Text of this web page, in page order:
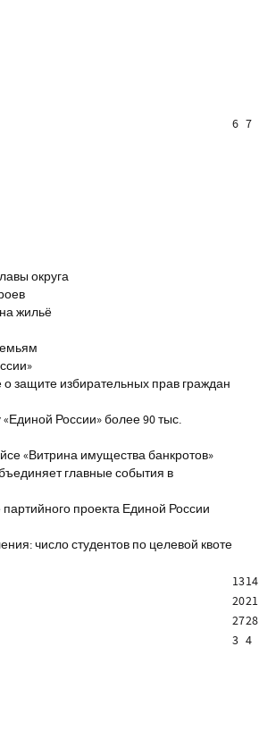
округа
жильё
защите избирательных прав граждан
России» более 90 тыс.
«Витрина имущества банкротов»
главные события в
проекта Единой России
число студентов по целевой квоте
6 7
1314
2021
2728
3 4